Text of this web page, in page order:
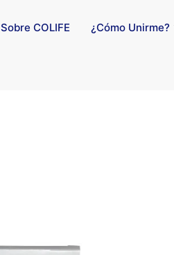
Sobre COLIFE ¿Cómo Unirme?